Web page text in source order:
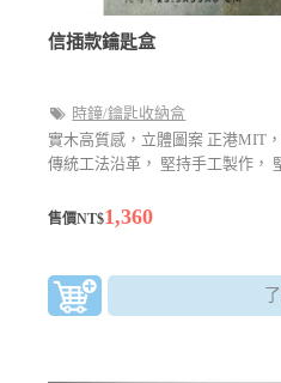
信插款鑰匙盒
時鐘/鑰匙收納盒
實木高質感，立體圖案 正港MIT
傳統工法沿革， 堅持手工製作，
售價NT$1,360